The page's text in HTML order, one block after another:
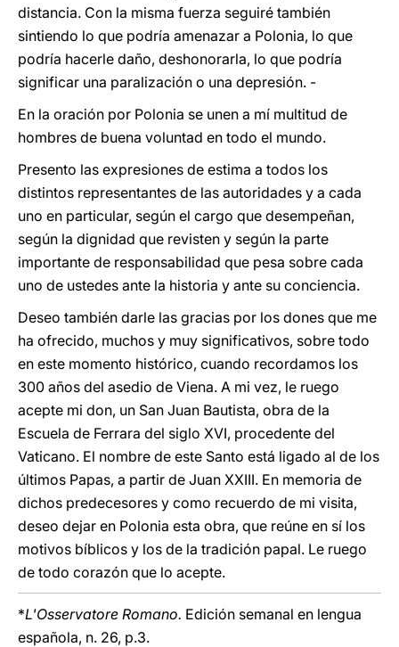
distancia. Con la misma fuerza seguiré también
sintiendo lo que podría amenazar a Polonia, lo que
podría hacerle daño, deshonorarla, lo que podría
significar una paralización o una depresión. -
En la oración por Polonia se unen a mí multitud de
hombres de buena voluntad en todo el mundo.
Presento las expresiones de estima a todos los
distintos representantes de las autoridades y a cada
uno en particular, según el cargo que desempeñan,
según la dignidad que revisten y según la parte
importante de responsabilidad que pesa sobre cada
uno de ustedes ante la historia y ante su conciencia.
Deseo también darle las gracias por los dones que me
ha ofrecido, muchos y muy significativos, sobre todo
en este momento histórico, cuando recordamos los
300 años del asedio de Viena. A mi vez, le ruego
acepte mi don, un San Juan Bautista, obra de la
Escuela de Ferrara del siglo XVI, procedente del
Vaticano. El nombre de este Santo está ligado al de los
últimos Papas, a partir de Juan XXIII. En memoria de
dichos predecesores y como recuerdo de mi visita,
deseo dejar en Polonia esta obra, que reúne en sí los
motivos bíblicos y los de la tradición papal. Le ruego
de todo corazón que lo acepte.
*L'Osservatore Romano. Edición semanal en lengua
española, n. 26, p.3.